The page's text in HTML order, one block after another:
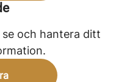
och hantera ditt